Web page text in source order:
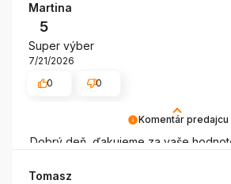
Komentár predajcu
Dobrý deň, ďakujeme za vaše
CREP Protector. Tešíme sa na vašu
Martina
5
Super výber
7/21/2026
0
0
Tomasz